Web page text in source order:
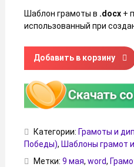
Шаблон грамоты в .docx +
использованный при
Количество товара
Добавить в корзину
Категории: Грамоты и
Победы), Шаблоны грамот
Метки: 9 мая, word,